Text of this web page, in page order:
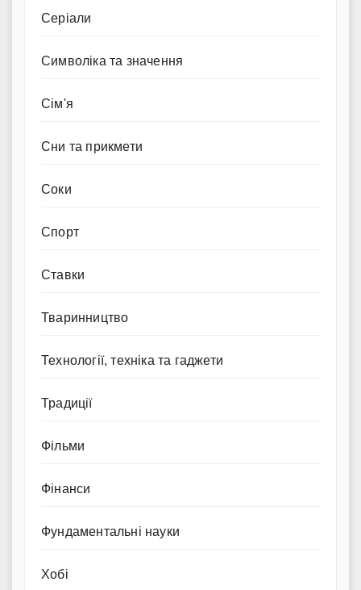
Серіали
Символіка та значення
Сім'я
Сни та прикмети
Соки
Спорт
Ставки
Тваринництво
Технології, техніка та гаджети
Традиції
Фільми
Фінанси
Фундаментальні науки
Хобі